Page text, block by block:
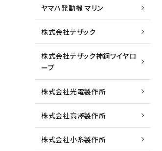
ヤマハ発動機 マリン
株式会社テザック
株式会社テザック神鋼ワイヤロ
ープ
株式会社光電製作所
株式会社高澤製作所
株式会社小糸製作所